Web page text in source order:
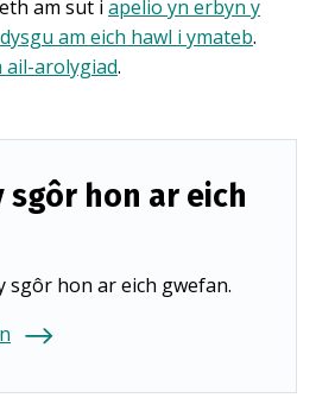
am sut i apelio yn erbyn y
am eich hawl i ymateb.
ail-arolygiad.
sgôr hon ar eich
sgôr hon ar eich gwefan.